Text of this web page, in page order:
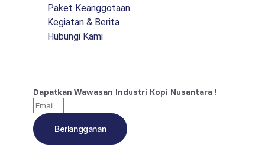
Paket Keanggotaan
Kegiatan & Berita
Hubungi Kami
Dapatkan Wawasan Industri Kopi Nusantara !
Berlangganan